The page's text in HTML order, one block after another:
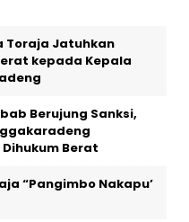
Toraja Jatuhkan
kepada Kepala
Berujung Sanksi,
Berat
“Pangimbo Nakapu’